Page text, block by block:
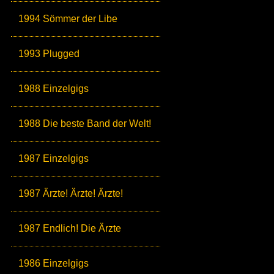
1994 Sömmer der Libe
1993 Plugged
1988 Einzelgigs
1988 Die beste Band der Welt!
1987 Einzelgigs
1987 Ärzte! Ärzte! Ärzte!
1987 Endlich! Die Ärzte
1986 Einzelgigs